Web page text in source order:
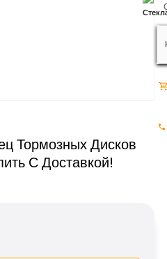
Тормозных Дисков
С Доставкой!